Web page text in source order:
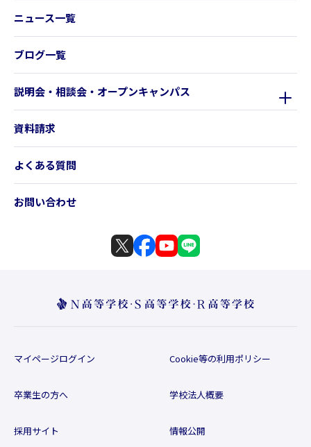
ニュース一覧
ブログ一覧
説明会・相談会・オープンキャンパス
資料請求
よくある質問
お問い合わせ
マイページログイン
卒業生の方へ
採用サイト
Cookie等の利用ポリシー
学校法人概要
情報公開